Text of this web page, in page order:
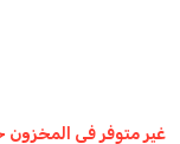
غير متوفر في المخزون